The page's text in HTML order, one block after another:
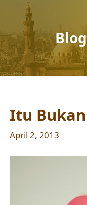
Itu
April 2, 2013